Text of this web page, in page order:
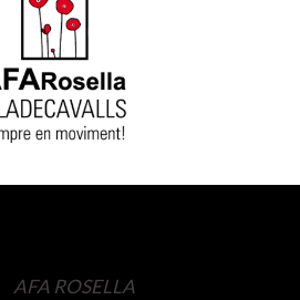
AFA ROSELLA